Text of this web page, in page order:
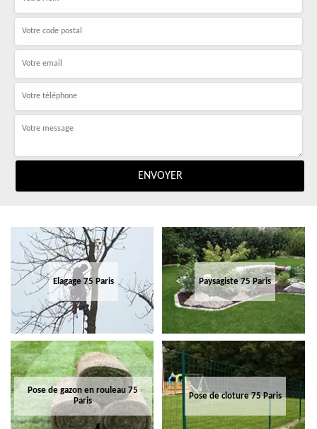
Elagage 75 Paris Paysagiste 75 Paris
Pose de gazon en rouleau 75
Paris
Pose de cloture 75 Paris